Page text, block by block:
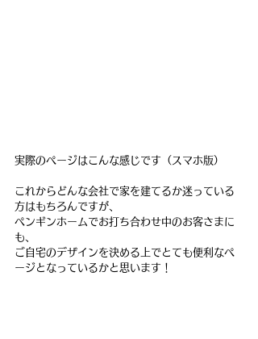
実際のページはこんな感じです（スマホ版）
これからどんな会社で家を建てるか迷っている
方はもちろんですが、
ペンギンホームでお打ち合わせ中のお客さまに
も、
ご自宅のデザインを決める上でとても便利なペ
ージとなっているかと思います！